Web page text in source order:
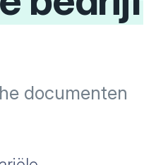
documenten